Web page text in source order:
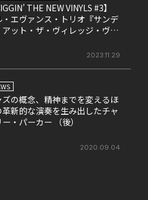
THE NEW VINYLS #3】
・エヴァンス・トリオ『サンデ
アット・ザ・ヴィレッジ・ヴァ
2023.11.29
ズの概念、精神までを変えるほ
革新的な演奏を生み出したチャ
・パーカー （後）
2020.09.04